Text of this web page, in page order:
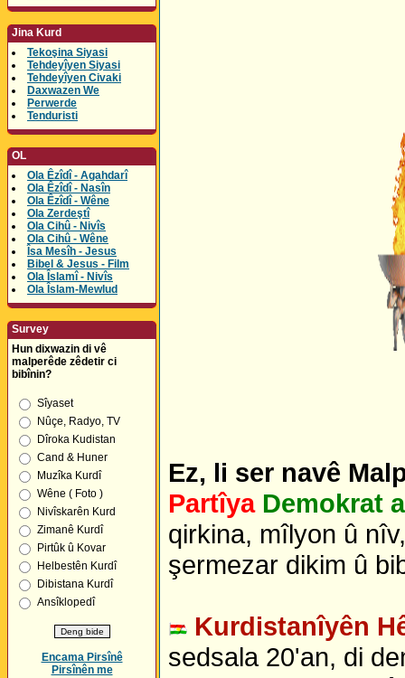
Jina Kurd
Tekoşina Siyasi
Tehdeyîyen Siyasi
Tehdeyîyen Civaki
Daxwazen We
Perwerde
Tenduristi
OL
Ola Êzîdî - Agahdarî
Ola Êzîdî - Nasîn
Ola Êzîdî - Wêne
Ola Zerdeştî
Ola Cihû - Nivîs
Ola Cihû - Wêne
Îsa Mesîh - Jesus
Bibel & Jesus - Film
Ola Îslamî - Nivîs
Ola Îslam-Mewlud
Survey
Hun dixwazin di vê
malperêde zêdetir ci
bibînin?
Sîyaset
Nûçe, Radyo, TV
Dîroka Kudistan
Cand & Huner
Muzîka Kurdî
Wêne ( Foto )
Nivîskarên Kurd
Zimanê Kurdî
Pirtûk û Kovar
Helbestên Kurdî
Dibistana Kurdî
Ansîklopedî
Encama Pirsînê
Pirsînên me
Ez, li ser navê
Partîya Demokrat
qirkina, mîlyon û
şermezar dikim û
Kurdistanîyên
sedsala 20'an, di